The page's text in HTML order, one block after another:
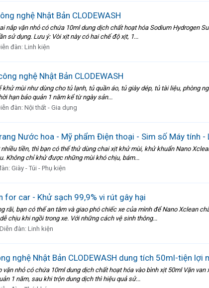
nghệ Nhật Bản CLODEWASH
nắp vặn nhỏ có chứa 10ml dung dịch chất hoạt hóa Sodium Hydrogen
sử dụng. Lưu ý: Vòi xịt này có hai chế độ xịt, 1...
đàn:Linh kiện
nghệ Nhật Bản CLODEWASH
mùi như dùng cho tủ lạnh, tủ quần áo, tủ giày dép, tủ tài liệu, phòng
hạn bảo quản 1 năm kể từ ngày sản...
đàn:Nội thất - Gia dụng
Nước hoa - Mỹ phẩm Điện thoại - Sim số Máy tính
tiền, thì bạn có thể thử dùng chai xịt khử mùi, khử khuẩn Nano
Không chỉ khử được những mùi khó chịu, bám...
Giày - Túi - Phụ kiện
for car - Khử sạch 99,9% vi rút gây hại
rãi, bạn có thể an tâm và giao phó chiếc xe của mình để Nano Xclean
chịu khi ngồi trong xe. Với những cách vệ sinh thông...
Diễn đàn: Linh kiện
nghệ Nhật Bản CLODEWASH dung tích 50ml-tiện lợi
nhỏ có chứa 10ml dung dịch chất hoạt hóa vào bình xịt 50ml Vặn
1 năm, sau khi trộn dung dịch thì hiệu quả sử...